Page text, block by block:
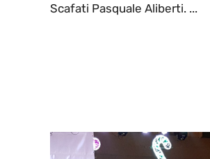
Scafati Pasquale Aliberti. ...